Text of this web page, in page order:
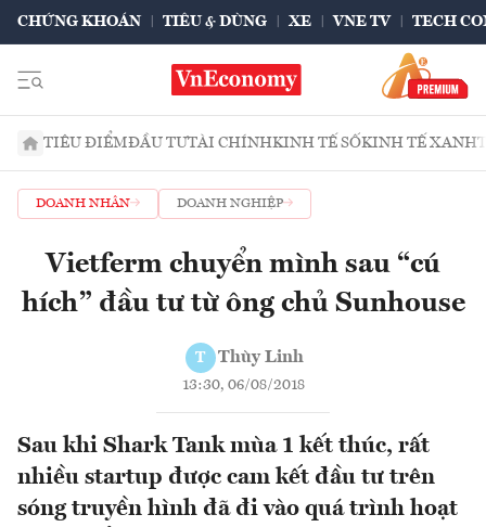
CHỨNG KHOÁN TIÊU & DÙNG XE VNE TV TECH
TIÊU ĐIỂMĐẦU TƯTÀI CHÍNHKINH TẾ SỐKINH TẾ XANH
DOANH NHÂN DOANH NGHIỆP
Vietferm chuyển mình sau “cú
hích” đầu tư từ ông chủ Sunhouse
T Thùy Linh
13:30, 06/08/2018
Sau khi Shark Tank mùa 1 kết thúc, rất
nhiều startup được cam kết đầu tư trên
sóng truyền hình đã đi vào quá trình hoạt